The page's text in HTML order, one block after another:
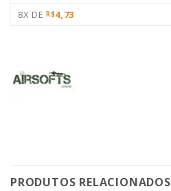
8X DE R$4,73
PRODUTOS RELACIONADOS